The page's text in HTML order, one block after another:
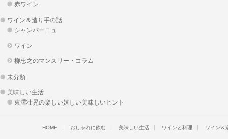
赤ワイン
ワイン＆造り手の話
シャンパーニュ
ワイン
柳忠之のマンスリー・コラム
未分類
美味しい生活
東澤壮晃の楽しい嬉しい美味しいヒント
HOME おしゃれに飲む 美味しい生活 ワインと料理 ワイン＆